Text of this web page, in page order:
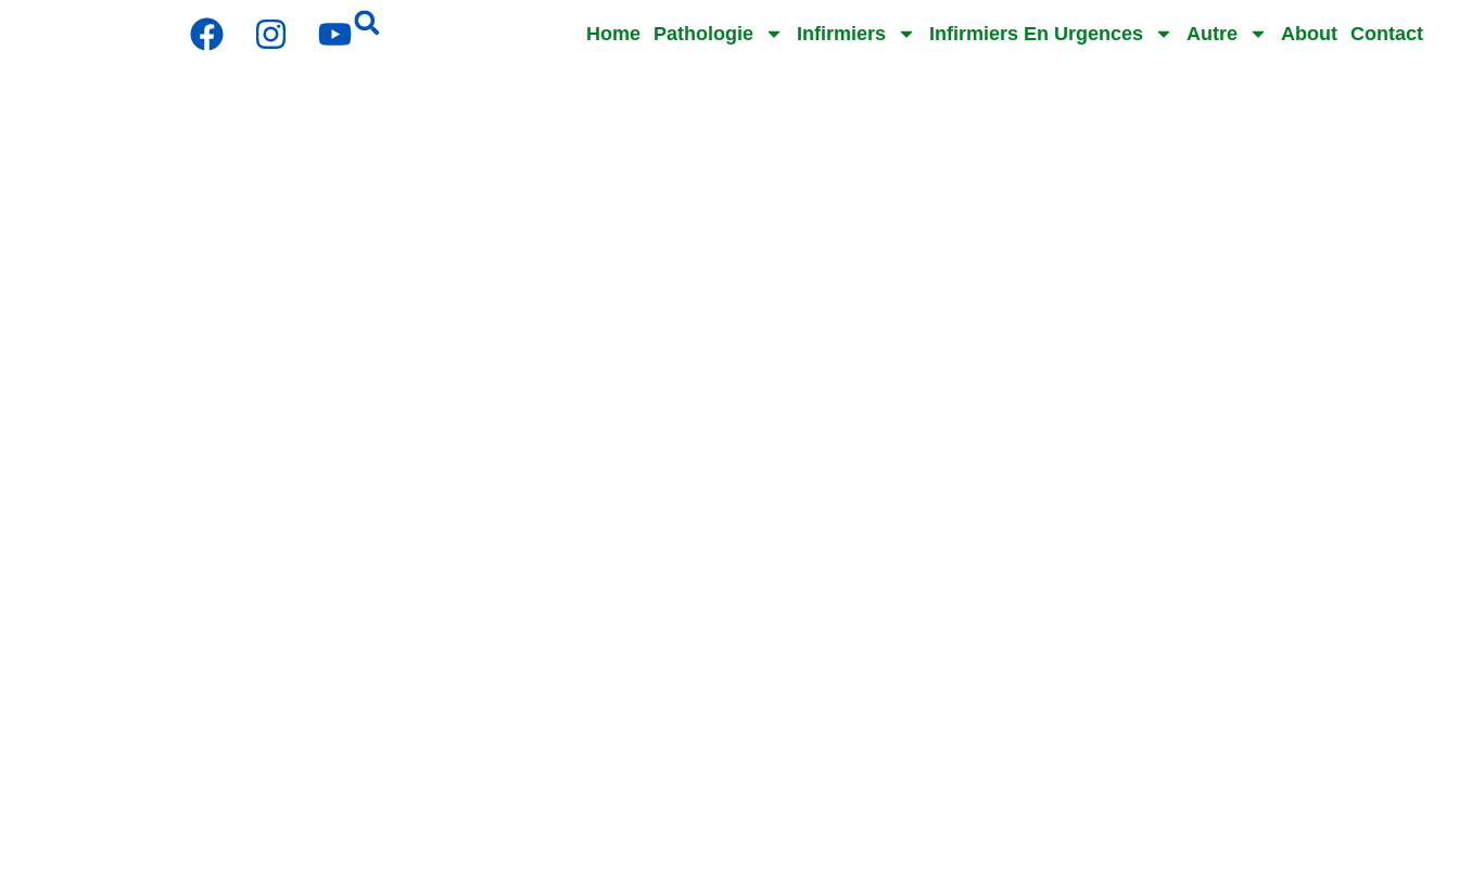
Home Pathologie Infirmiers Infirmiers En Urgences Autre About Contact